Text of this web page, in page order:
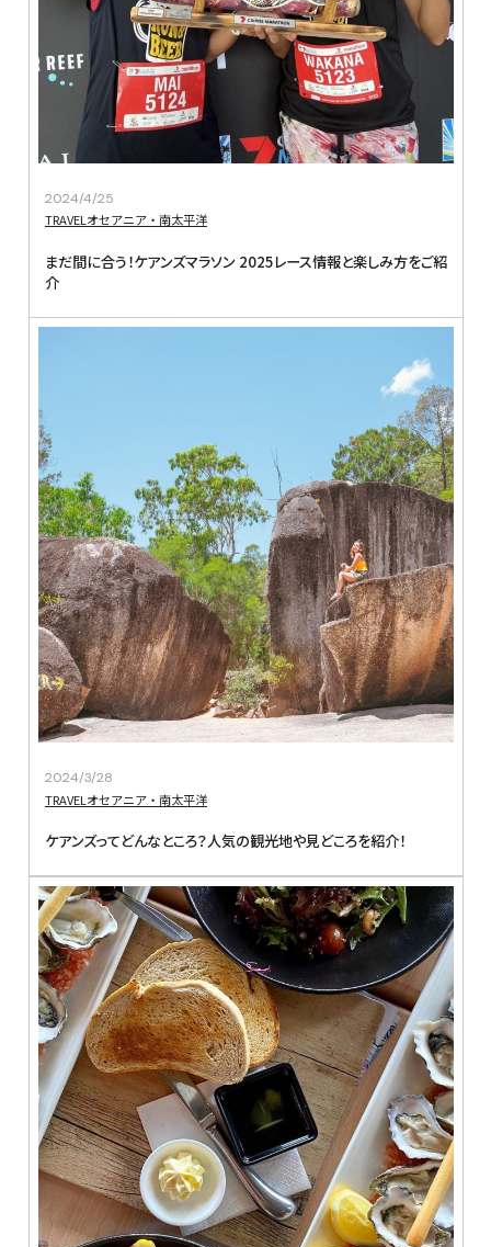
2024/4/25
TRAVELオセアニア・南太平洋
まだ間に合う！ケアンズマラソン 2025レース情報と楽しみ方をご紹
介
2024/3/28
TRAVEL オセアニア・南太平洋
ケアンズってどんなところ？人気の観光地や見どころを紹介！